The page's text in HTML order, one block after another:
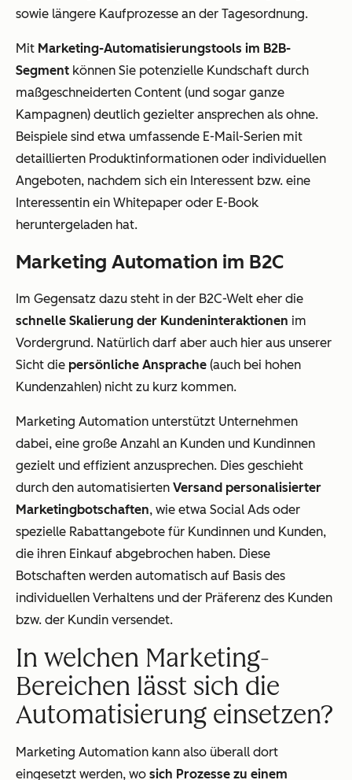
sowie längere Kaufprozesse an der Tagesordnung.
Mit Marketing-Automatisierungstools im B2B-
Segment können Sie potenzielle Kundschaft durch
maßgeschneiderten Content (und sogar ganze
Kampagnen) deutlich gezielter ansprechen als ohne.
Beispiele sind etwa umfassende E-Mail-Serien mit
detaillierten Produktinformationen oder individuellen
Angeboten, nachdem sich ein Interessent bzw. eine
Interessentin ein Whitepaper oder E-Book
heruntergeladen hat.
Marketing Automation im B2C
Im Gegensatz dazu steht in der B2C-Welt eher die
schnelle Skalierung der Kundeninteraktionen im
Vordergrund. Natürlich darf aber auch hier aus unserer
Sicht die persönliche Ansprache (auch bei hohen
Kundenzahlen) nicht zu kurz kommen.
Marketing Automation unterstützt Unternehmen
dabei, eine große Anzahl an Kunden und Kundinnen
gezielt und effizient anzusprechen. Dies geschieht
durch den automatisierten Versand personalisierter
Marketingbotschaften, wie etwa Social Ads oder
spezielle Rabattangebote für Kundinnen und Kunden,
die ihren Einkauf abgebrochen haben. Diese
Botschaften werden automatisch auf Basis des
individuellen Verhaltens und der Präferenz des Kunden
bzw. der Kundin versendet.
In welchen Marketing-
Bereichen lässt sich die
Automatisierung einsetzen?
Marketing Automation kann also überall dort
eingesetzt werden, wo sich Prozesse zu einem